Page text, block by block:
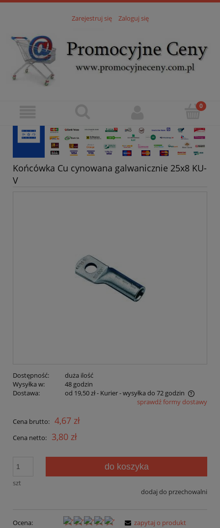
Zarejestruj się Zaloguj się
Końcówka Cu cynowana galwanicznie 25x8 KU-
V
Dostępność:
duża ilość
Wysyłka w:
48 godzin
Dostawa:
od 19,50 zł- Kurier - wysyłka do 72 godzin
Cena nie zawiera ewentualnych kosztów płatnościsprawdź formy dostawy
Cena brutto: 4,67 zł
Cena netto: 3,80 zł
szt
do koszyka
dodaj do przechowalni
Ocena:
zapytaj o produkt